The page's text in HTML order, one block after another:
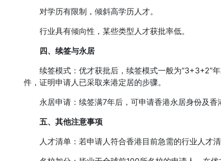
对学历有限制，倾斜高学历人才。
行业具有倾向性，某些类型人才获批率低。
四、续签与永居
续签模式：优才获批后，续签模式一般为“3+3+2”年
件，证明申请人已采取来港定居的步骤。
永居申请：续签满7年后，可申请香港永居身份及香
五、其他注意事项
人才清单：若申请人符合香港目前急需的行业人才